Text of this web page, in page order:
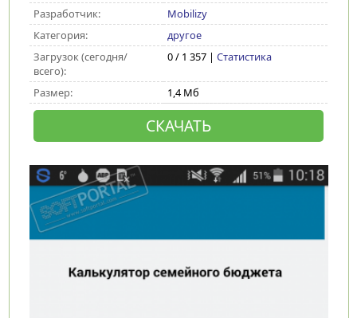
Разработчик:
Mobilizy
Категория:
другое
Загрузок (сегодня/
всего):
0 / 1 357 | Статистика
Размер: 1,4 Мб
СКАЧАТЬ